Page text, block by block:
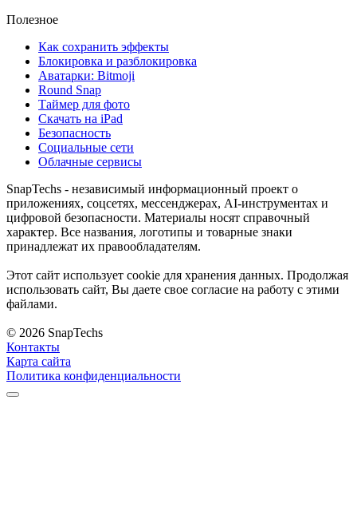
Полезное
Как сохранить эффекты
Блокировка и разблокировка
Аватарки: Bitmoji
Round Snap
Таймер для фото
Скачать на iPad
Безопасность
Социальные сети
Облачные сервисы
SnapTechs - независимый информационный проект о
приложениях, соцсетях, мессенджерах, AI-инструментах и
цифровой безопасности. Материалы носят справочный
характер. Все названия, логотипы и товарные знаки
принадлежат их правообладателям.
Этот сайт использует cookie для хранения данных. Продолжая
использовать сайт, Вы даете свое согласие на работу с этими
файлами.
© 2026 SnapTechs
Контакты
Карта сайта
Политика конфиденциальности